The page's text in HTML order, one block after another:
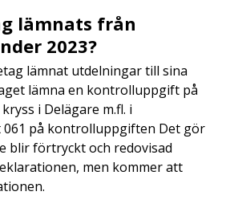
lämnats från
2023?
lämnat utdelningar till sina
lämna en kontrolluppgift på
i Delägare m.fl. i
på kontrolluppgiften Det gör
blir förtryckt och redovisad
men kommer att